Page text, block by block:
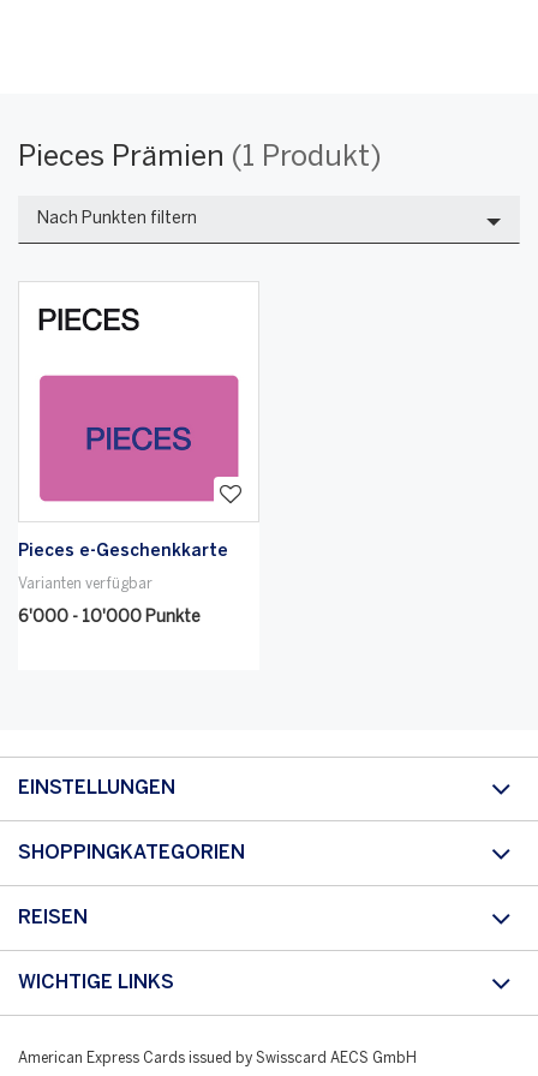
changed
successfully!
Pieces
Pieces Prämien (1 Produkt)
Nach Punkten filtern
Pieces e-Geschenkkarte
Varianten verfügbar
6'000 - 10'000 Punkte
EINSTELLUNGEN
SHOPPINGKATEGORIEN
REISEN
WICHTIGE LINKS
American Express Cards issued by Swisscard AECS GmbH